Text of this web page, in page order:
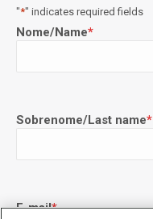
"*" indicates required fields
Nome/Name*
Sobrenome/Last name*
E-mail*